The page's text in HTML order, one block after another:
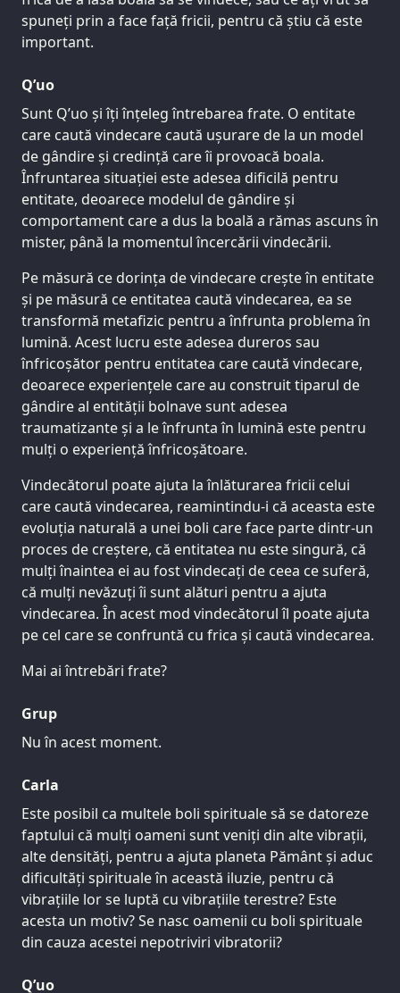
spuneți prin a face față fricii, pentru că știu că este
important.
Q’uo
Sunt Q’uo și îți înțeleg întrebarea frate. O entitate
care caută vindecare caută ușurare de la un model
de gândire și credință care îi provoacă boala.
Înfruntarea situației este adesea dificilă pentru
entitate, deoarece modelul de gândire și
comportament care a dus la boală a rămas ascuns în
mister, până la momentul încercării vindecării.
Pe măsură ce dorința de vindecare crește în entitate
și pe măsură ce entitatea caută vindecarea, ea se
transformă metafizic pentru a înfrunta problema în
lumină. Acest lucru este adesea dureros sau
înfricoșător pentru entitatea care caută vindecare,
deoarece experiențele care au construit tiparul de
gândire al entității bolnave sunt adesea
traumatizante și a le înfrunta în lumină este pentru
mulți o experiență înfricoșătoare.
Vindecătorul poate ajuta la înlăturarea fricii celui
care caută vindecarea, reamintindu-i că aceasta este
evoluția naturală a unei boli care face parte dintr-un
proces de creștere, că entitatea nu este singură, că
mulți înaintea ei au fost vindecați de ceea ce suferă,
că mulți nevăzuți îi sunt alături pentru a ajuta
vindecarea. În acest mod vindecătorul îl poate ajuta
pe cel care se confruntă cu frica și caută vindecarea.
Mai ai întrebări frate?
Grup
Nu în acest moment.
Carla
Este posibil ca multele boli spirituale să se datoreze
faptului că mulți oameni sunt veniți din alte vibrații,
alte densități, pentru a ajuta planeta Pământ și aduc
dificultăți spirituale în această iluzie, pentru că
vibrațiile lor se luptă cu vibrațiile terestre? Este
acesta un motiv? Se nasc oamenii cu boli spirituale
din cauza acestei nepotriviri vibratorii?
Q’uo